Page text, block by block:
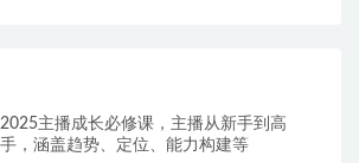
2025主播成长必修课，主播从新手到高
手，涵盖趋势、定位、能力构建等